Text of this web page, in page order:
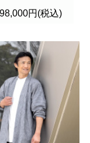
円(税込)